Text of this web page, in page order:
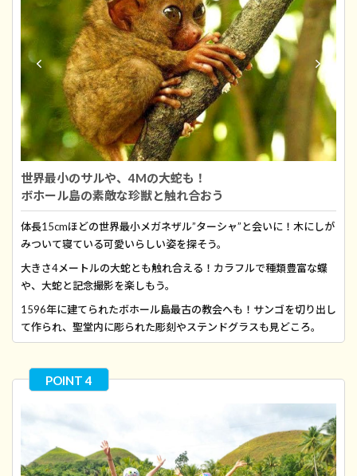
世界最小のサルや、4Mの大蛇も！
ボホール島の素敵な珍獣と触れ合おう
体長15cmほどの世界最小メガネザル”ターシャ”と会いに！木にしが
みついて寝ている可愛いらしい姿を探そう。
大きさ4メートルの大蛇とも触れ合える！カラフルで種類豊富な蝶
や、大蛇と記念撮影を楽しもう。
1596年に建てられたボホール島最古の教会へも！サンゴを切り出し
て作られ、聖堂内に彫られた彫刻やステンドグラスも見どころ。